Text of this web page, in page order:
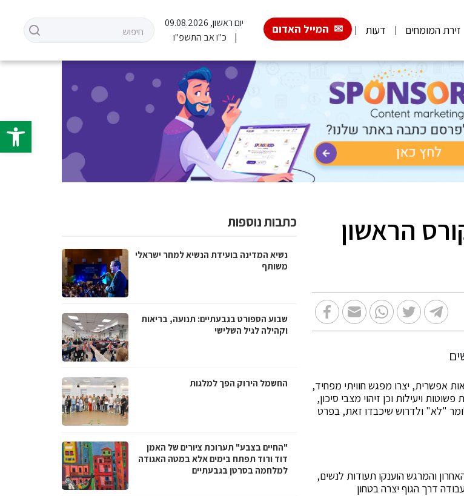
פתח
זירת המומחים דעות המייל האדום
יום ראשון, 09.08.2026
כ"ו אב התשפ"ו
הראשון
אפשרית, יצרו מפגש חוויתי מפחיד,
ויעילות וכן זיהוי מצבי סיכון,
"לא" ולדרוש שיכבדו זאת, בפרט
והמרגש הוענקו תעודות לנשים,
דרך הגוף יצרה בטחון
כתבות נוספות
נשיא המדינה בועידת הנשיא למחר ישראלי
משותף
שבוע הספורט בגבעתיים: תנועה, בריאות
וקהילה לגיל השלישי
החשמל הירוק הפך למלגות
"החיים בצבע" תערוכת ציורים של האמן
דוד ורוד תפתח בימים אלא במטה האגודה
למלחמה בסרטן בגבעתיים